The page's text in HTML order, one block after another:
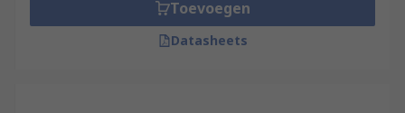
Toevoegen
Datasheets